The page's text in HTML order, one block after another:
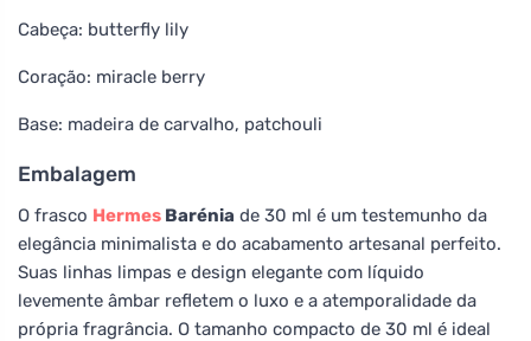
Cabeça: butterfly lily
Coração: miracle berry
Base: madeira de carvalho, patchouli
Embalagem
O frasco Hermes Barénia de 30 ml é um testemunho da
elegância minimalista e do acabamento artesanal perfeito.
Suas linhas limpas e design elegante com líquido
levemente âmbar refletem o luxo e a atemporalidade da
própria fragrância. O tamanho compacto de 30 ml é ideal